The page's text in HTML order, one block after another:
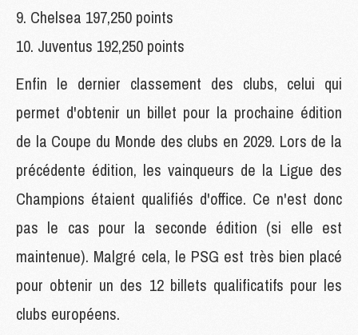
9. Chelsea 197,250 points
10. Juventus 192,250 points
Enfin le dernier classement des clubs, celui qui
permet d'obtenir un billet pour la prochaine édition
de la Coupe du Monde des clubs en 2029. Lors de la
précédente édition, les vainqueurs de la Ligue des
Champions étaient qualifiés d'office. Ce n'est donc
pas le cas pour la seconde édition (si elle est
maintenue). Malgré cela, le PSG est très bien placé
pour obtenir un des 12 billets qualificatifs pour les
clubs européens.